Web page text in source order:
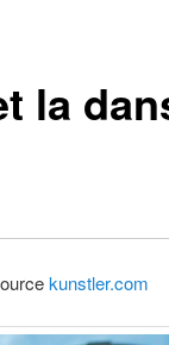
la
kunstler.com